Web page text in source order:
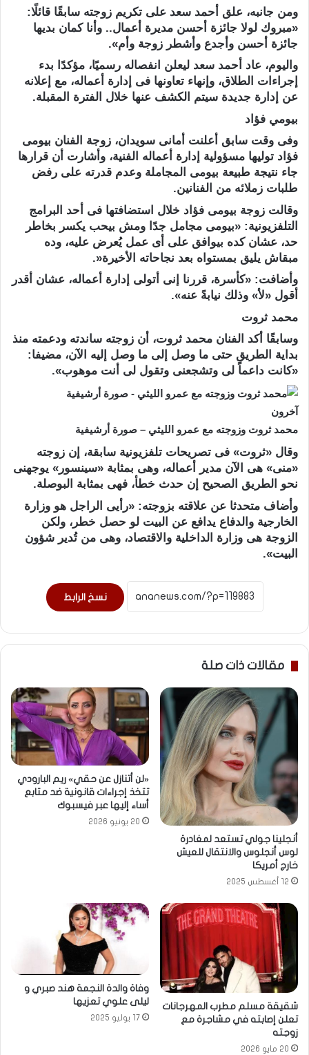
ومن جانبه، علق أحمد سعد على تكريم زوجته سابقًا قائلًا:
«مبروك لولا جائزة أحسن مديرة أعمال.. وأنا كمان بديها
جائزة أحسن وأجدع وأشطر زوجة وأم».
واليوم، عاد أحمد سعد ليعلن انفصاله رسميًا، مؤكدًا بدء
إجراءات الطلاق، وإنهاء تعاونها فى إدارة أعماله، مع إعلانه
عن إدارة جديدة سيتم الكشف عنها خلال الفترة المقبلة.
بيومي فؤاد
وفى وقت سابق أعلنت أمانى سويدان، زوجة الفنان بيومى
فؤاد توليها مسؤولية إدارة أعماله الفنية، وأشارت أن قرارها
جاء نتيجة طبيعة بيومى المجاملة وعدم قدرته على رفض
طلبات زملائه من الفنانين.
وقالت زوجة بيومى فؤاد خلال استضافتها فى أحد البرامج
التلفزيونية: «بيومى مجامل جدًا ومش بيحب يكسر بخاطر
حد، عشان كده بيوافق على أى عمل يُعرض عليه، وده
مبقاش يليق بمستواه بعد نجاحاته الأخيرة«.
وأضافت: «كأسرة، قررنا إنى أتولى إدارة أعماله، عشان أقدر
أقول «لأ» وذلك نيابةً عنه».
محمد ثروت
وسابقًا أكد الفنان محمد ثروت، أن زوجته ساندته ودعمته منذ
بداية الطريق حتى ما وصل إلى ما وصل إليه الآن، مضيفا:
«كانت داعماً لى وتشجعنى وتقول لى أنت موهوب».
آخرون
محمد ثروت وزوجته مع عمرو الليثي – صورة أرشيفية
وقال «ثروت» فى تصريحات تلفزيونية سابقة، إن زوجته
«منى» هى الآن مدير أعماله، وهى بمثابة «سينسور» يوجهنى
نحو الطريق الصحيح إن حدث خطأ، فهى بمثابة البوصلة.
وأضاف متحدثا عن علاقته بزوجته: «رأيى الراجل هو وزارة
الخارجية والدفاع يدافع عن البيت لو حصل خطر، ولكن
الزوجة هى وزارة الداخلية والاقتصاد، وهى من تُدير شؤون
البيت».
نسخ الرابط
مقالات ذات صلة
أنجلينا جولي تستعد لمغادرة
لوس أنجلوس والانتقال للعيش
خارج أمريكا
12 أغسطس 2025
«لن أتنازل عن حقي» ريم البارودي
تتخذ إجراءات قانونية ضد متابع
أساء إليها عبر فيسبوك
20 يونيو 2026
شقيقة مسلم مطرب المهرجانات
تعلن إصابته في مشاجرة مع
زوجته
20 مايو 2026
وفاة والدة النجمة هند صبري و
ليلى علوي تعزيها
17 يوليو 2025